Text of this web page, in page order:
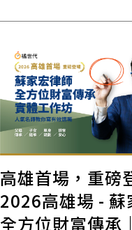
高雄首場，重磅
2026高雄場 - 蘇家宏的
全方位財富傳承